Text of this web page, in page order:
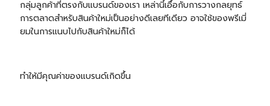
กลุ่มลูกค้าที่ตรงกับแบรนด์ของเรา เหล่านี้เอื้อกับการวางกลยุทธ์
การตลาดสำหรับสินค้าใหม่เป็นอย่างดีเลยทีเดียว อาจใช้ของพรีเมี่
ยมในการแนบไปกับสินค้าใหม่ก็ได้
ทำให้มีคุณค่าของแบรนด์เกิดขึ้น